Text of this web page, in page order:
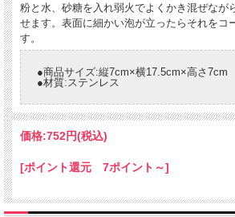
粉と水、砂糖を入れ弱火でよくかき混ぜなが
せます。表面に細かい泡が立ったらそれをコ
す。
●商品サイズ:縦7cm×横17.5cm×高さ7cm
●材質:ステンレス
価格:752円(税込)
[ポイント還元 7ポイント～]